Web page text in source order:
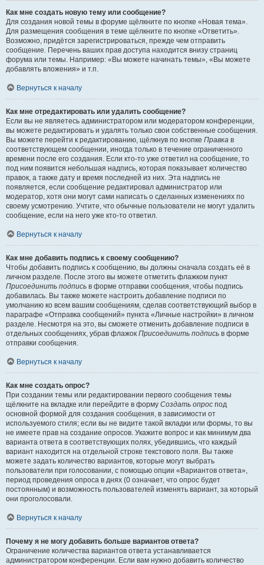
Как мне создать новую тему или сообщение?
Для создания новой темы в форуме щёлкните по кнопке «Новая тема».
Для размещения сообщения в теме щёлкните по кнопке «Ответить».
Возможно, придётся зарегистрироваться, прежде чем отправить
сообщение. Перечень ваших прав доступа находится внизу страниц
форума или темы. Например: «Вы можете начинать темы», «Вы можете
добавлять вложения» и т.п.
Вернуться к началу
Как мне отредактировать или удалить сообщение?
Если вы не являетесь администратором или модератором конференции,
вы можете редактировать и удалять только свои собственные сообщения.
Вы можете перейти к редактированию, щёлкнув по кнопке Правка в
соответствующем сообщении, иногда только в течение ограниченного
времени после его создания. Если кто-то уже ответил на сообщение, то
под ним появится небольшая надпись, которая показывает количество
правок, а также дату и время последней из них. Эта надпись не
появляется, если сообщение редактировал администратор или
модератор, хотя они могут сами написать о сделанных изменениях по
своему усмотрению. Учтите, что обычные пользователи не могут удалить
сообщение, если на него уже кто-то ответил.
Вернуться к началу
Как мне добавить подпись к своему сообщению?
Чтобы добавить подпись к сообщению, вы должны сначала создать её в
личном разделе. После этого вы можете отметить флажком пункт
Присоединить подпись в форме отправки сообщения, чтобы подпись
добавилась. Вы также можете настроить добавление подписи по
умолчанию ко всем вашим сообщениям, сделав соответствующий выбор в
параграфе «Отправка сообщений» пункта «Личные настройки» в личном
разделе. Несмотря на это, вы сможете отменить добавление подписи в
отдельных сообщениях, убрав флажок Присоединить подпись в форме
отправки сообщения.
Вернуться к началу
Как мне создать опрос?
При создании темы или редактировании первого сообщения темы
щёлкните на вкладке или перейдите в форму Создать опрос под
основной формой для создания сообщения, в зависимости от
используемого стиля; если вы не видите такой вкладки или формы, то вы
не имеете прав на создание опросов. Укажите вопрос и как минимум два
варианта ответа в соответствующих полях, убедившись, что каждый
вариант находится на отдельной строке текстового поля. Вы также
можете задать количество вариантов, которые могут выбрать
пользователи при голосовании, с помощью опции «Вариантов ответа»,
период проведения опроса в днях (0 означает, что опрос будет
постоянным) и возможность пользователей изменять вариант, за который
они проголосовали.
Вернуться к началу
Почему я не могу добавить больше вариантов ответа?
Ограничение количества вариантов ответа устанавливается
администратором конференции. Если вам нужно добавить количество